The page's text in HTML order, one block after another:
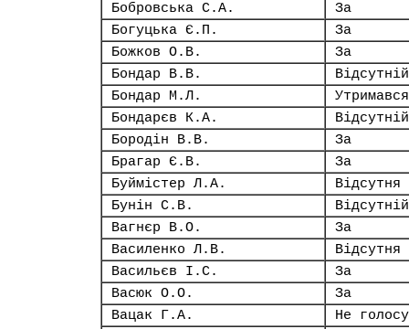
Бобровська С.А.
За
Богуцька Є.П.
За
Божков О.В.
За
Бондар В.В.
Відсутній
Бондар М.Л.
Утримався
Бондарєв К.А.
Відсутній
Бородін В.В.
За
Брагар Є.В.
За
Буймістер Л.А.
Відсутня
Бунін С.В.
Відсутній
Вагнєр В.О.
За
Василенко Л.В.
Відсутня
Васильєв І.С.
За
Васюк О.О.
За
Вацак Г.А.
Не